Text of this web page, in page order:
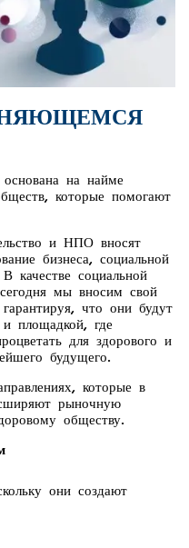
основана на найме
которые помогают
и НПО вносят
бизнеса, социальной
качестве социальной
сегодня мы вносим свой
что они будут
площадкой, где
для здорового и
будущего.
которые в
рыночную
обществу.
они создают